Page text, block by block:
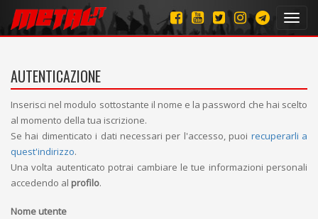
AUTENTICAZIONE
Inserisci nel modulo sottostante il nome e la password che hai scelto
al momento della tua iscrizione.
Se hai dimenticato i dati necessari per l'accesso, puoi recuperarli a
quest'indirizzo.
Una volta autenticato potrai cambiare le tue informazioni personali
accedendo al profilo.
Nome utente